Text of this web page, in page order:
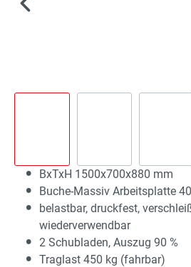
BxTxH 1500x700x880 mm
Buche-Massiv Arbeitsplatte
belastbar, druckfest,
wiederverwendbar
2 Schubladen, Auszug 90 %
Traglast 450 kg (fahrbar)